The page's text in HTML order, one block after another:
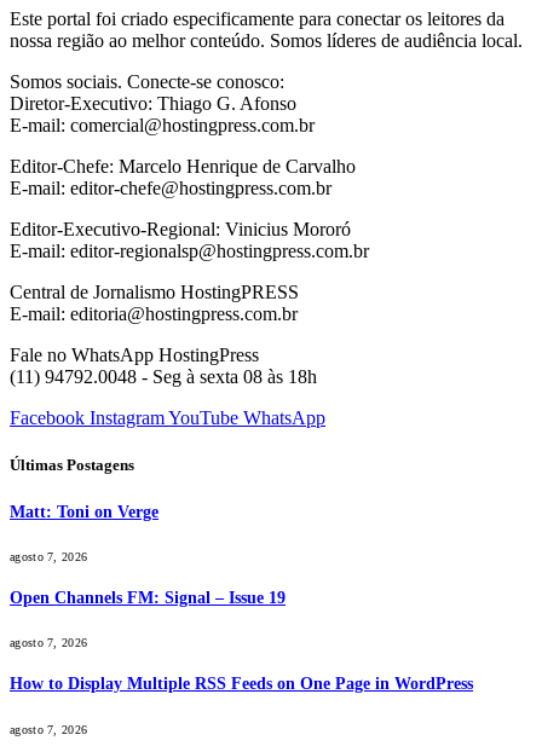
Este portal foi criado especificamente para conectar os leitores da
nossa região ao melhor conteúdo. Somos líderes de audiência local.
Somos sociais. Conecte-se conosco:
Diretor-Executivo: Thiago G. Afonso
E-mail: comercial@hostingpress.com.br
Editor-Chefe: Marcelo Henrique de Carvalho
E-mail: editor-chefe@hostingpress.com.br
Editor-Executivo-Regional: Vinicius Mororó
E-mail: editor-regionalsp@hostingpress.com.br
Central de Jornalismo HostingPRESS
E-mail: editoria@hostingpress.com.br
Fale no WhatsApp HostingPress
(11) 94792.0048 - Seg à sexta 08 às 18h
Facebook InstagramYouTube WhatsApp
Últimas Postagens
Matt: Toni on Verge
agosto 7, 2026
Open Channels FM: Signal – Issue 19
agosto 7, 2026
How to Display Multiple RSS Feeds on One Page in WordPress
agosto 7, 2026